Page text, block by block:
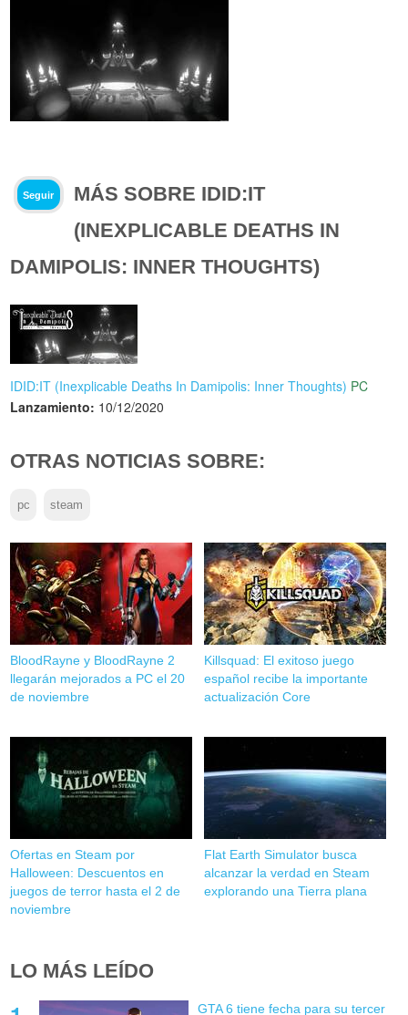
Seguir
MÁS SOBRE IDID:IT
(INEXPLICABLE DEATHS IN
DAMIPOLIS: INNER THOUGHTS)
IDID:IT (Inexplicable Deaths In Damipolis: Inner Thoughts) PC
Lanzamiento: 10/12/2020
OTRAS NOTICIAS SOBRE:
pc steam
BloodRayne y BloodRayne 2
llegarán mejorados a PC el 20
de noviembre
Killsquad: El exitoso juego
español recibe la importante
actualización Core
Ofertas en Steam por
Halloween: Descuentos en
juegos de terror hasta el 2 de
noviembre
Flat Earth Simulator busca
alcanzar la verdad en Steam
explorando una Tierra plana
LO MÁS LEÍDO
GTA 6 tiene fecha para su tercer